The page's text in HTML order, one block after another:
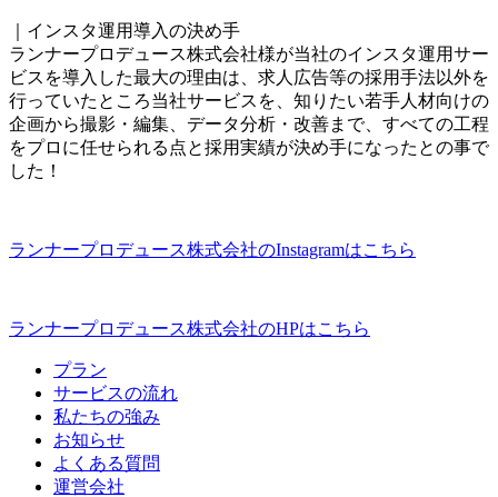
｜インスタ運用導入の決め手
ランナープロデュース株式会社様が当社のインスタ運用サー
ビスを導入した最大の理由は、求人広告等の採用手法以外を
行っていたところ当社サービスを、知りたい若手人材向けの
企画から撮影・編集、データ分析・改善まで、すべての工程
をプロに任せられる点と採用実績が決め手になったとの事で
した！
ランナープロデュース株式会社のInstagramはこちら
ランナープロデュース株式会社のHPはこちら
プラン
サービスの流れ
私たちの強み
お知らせ
よくある質問
運営会社